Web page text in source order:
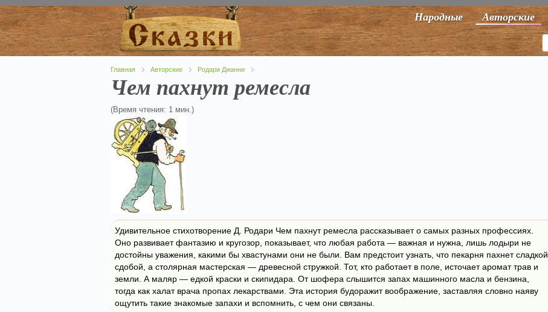
Народные Авторские
Главная Авторские Родари Джанни
Чем пахнут ремесла
(Время чтения: 1 мин.)
Удивительное стихотворение Д. Родари Чем пахнут ремесла рассказывает о самых разных профессиях.
Оно развивает фантазию и кругозор, показывает, что любая работа — важная и нужна, лишь лодыри не
достойны уважения, какими бы хвастунами они не были. Вам предстоит узнать, что пекарня пахнет сладкой
сдобой, а столярная мастерская — древесной стружкой. Тот, кто работает в поле, источает аромат трав и
земли. А маляр — едкой краски и скипидара. От шофера слышится запах машинного масла и бензина,
тогда как халат врача пропах лекарствами. Эта история будоражит воображение, заставляя словно наяву
ощутить такие знакомые запахи и вспомнить, с чем они связаны.